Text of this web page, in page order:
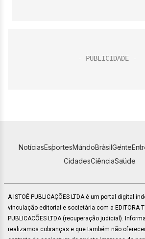
NotíciasEsportesMundoBrasilGente
CidadesCiênciaSaúde
A ISTOÉ PUBLICAÇÕES LTDA é um portal digital
vinculação editorial e societária com a EDITORA
PUBLICACÕES LTDA (recuperação judicial).
realizamos cobranças e que também não